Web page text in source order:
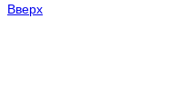
Вверх